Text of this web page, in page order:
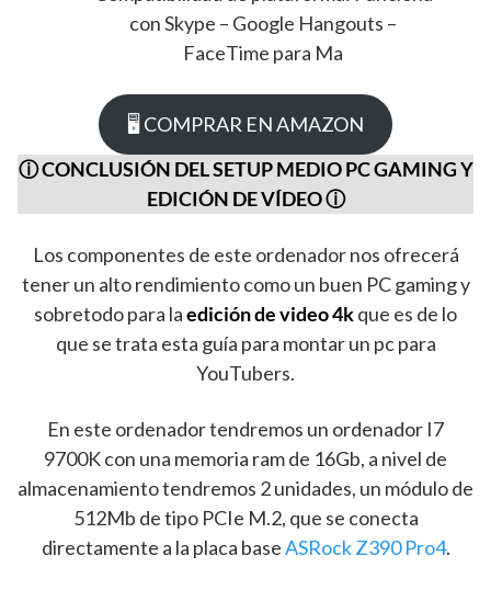
con Skype – Google Hangouts –
FaceTime para Ma
🖥 COMPRAR EN AMAZON
ⓘ CONCLUSIÓN DEL SETUP MEDIO PC GAMING Y
EDICIÓN DE VÍDEOⓘ
Los componentes de este ordenador nos ofrecerá
tener un alto rendimiento como un buen PC gaming y
sobretodo para laedición de video 4kque es de lo
que se trata esta guía para montar un pc para
YouTubers.
En este ordenador tendremos un ordenador I7
9700K con una memoria ram de 16Gb, a nivel de
almacenamiento tendremos 2 unidades, un módulo de
512Mb de tipo PCIe M.2, que se conecta
directamente a la placa baseASRock Z390 Pro4.